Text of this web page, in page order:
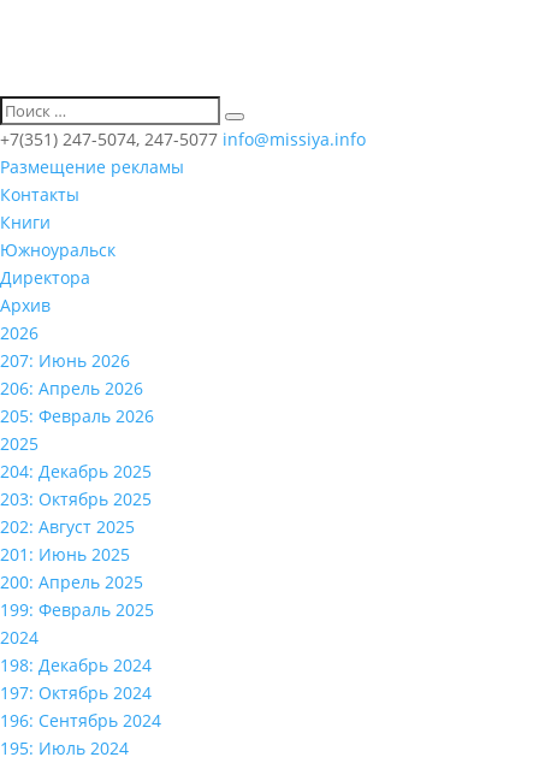
+7(351) 247-5074, 247-5077 info@missiya.info
Размещение рекламы
Контакты
Книги
Южноуральск
Директора
Архив
2026
207: Июнь 2026
206: Апрель 2026
205: Февраль 2026
2025
204: Декабрь 2025
203: Октябрь 2025
202: Август 2025
201: Июнь 2025
200: Апрель 2025
199: Февраль 2025
2024
198: Декабрь 2024
197: Октябрь 2024
196: Сентябрь 2024
195: Июль 2024